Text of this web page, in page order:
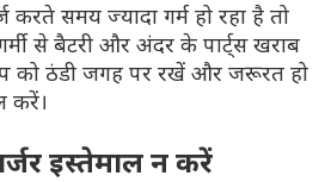
समय ज्यादा गर्म हो रहा है तो
से बैटरी और अंदर के पार्ट्स खराब
को ठंडी जगह पर रखें और जरूरत हो
करें।
इस्तेमाल न करें